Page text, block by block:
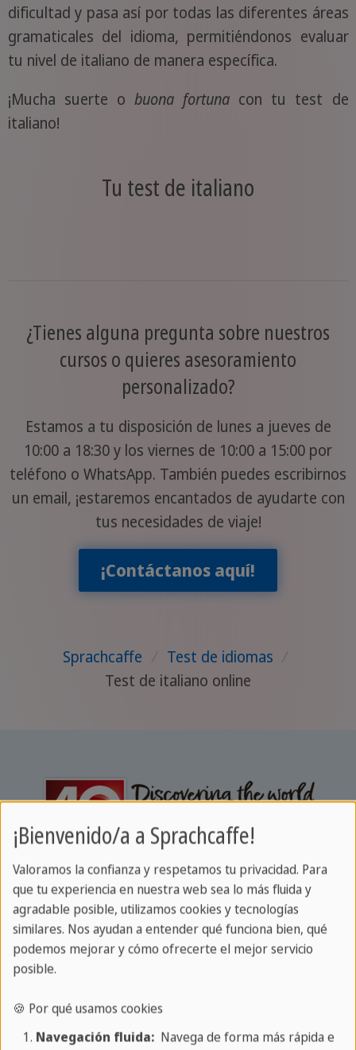
dificultad y pasa así por todas las diferentes áreas
gramaticales del idioma, permitiéndonos evaluar
tu nivel de italiano de manera específica.
¡Mucha suerte o buona fortuna con tu test de
italiano!
Tu test de italiano
¿Tienes alguna pregunta sobre nuestros
cursos o quieres asesoramiento
personalizado?
Estamos a tu disposición de lunes a jueves de
10:00 a 18:30 y los viernes de 10:00 a 15:00 por
teléfono o WhatsApp. También puedes escribirnos
un email, ¡estaremos encantados de ayudarte con
tus necesidades de viaje!
¡Contáctanos aquí!
Sprachcaffe / Test de idiomas /
Test de italiano online
Sobre SPRACHCAFFE
Acerca de nosotros
Lun - Vier: 9am - 6pm CEST
¡Bienvenido/a a Sprachcaffe!
Valoramos la confianza y respetamos tu privacidad. Para
que tu experiencia en nuestra web sea lo más fluida y
agradable posible, utilizamos cookies y tecnologías
similares. Nos ayudan a entender qué funciona bien, qué
podemos mejorar y cómo ofrecerte el mejor servicio
posible.
🍪 Por qué usamos cookies
Navegación fluida:Navega de forma más rápida e